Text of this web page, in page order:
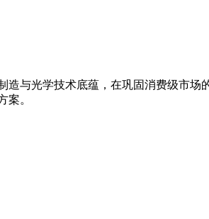
与光学技术底蕴，在巩固消费级市场
案。